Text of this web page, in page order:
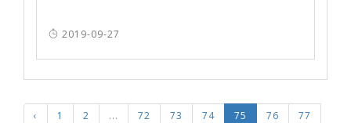
2019-09-27
‹ 1 2 ... 72 73 74 75 76
77